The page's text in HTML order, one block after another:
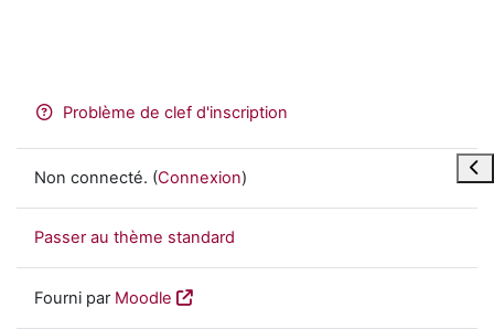
Problème de clef d'inscription
Non connecté. (Connexion)
Passer au thème standard
Fourni par Moodle